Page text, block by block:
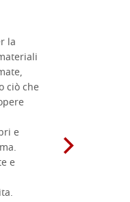
la
ciò che
e
e